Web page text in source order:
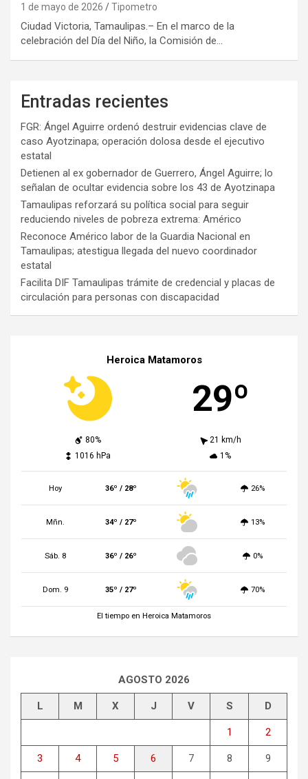
1 de mayo de 2026 Tipometro
Ciudad Victoria, Tamaulipas.– En el marco de la
celebración del Día del Niño, la Comisión de…
Entradas recientes
FGR: Ángel Aguirre ordenó destruir evidencias clave de
caso Ayotzinapa; operación dolosa desde el ejecutivo
estatal
Detienen al ex gobernador de Guerrero, Ángel Aguirre; lo
señalan de ocultar evidencia sobre los 43 de Ayotzinapa
Tamaulipas reforzará su política social para seguir
reduciendo niveles de pobreza extrema: Américo
Reconoce Américo labor de la Guardia Nacional en
Tamaulipas; atestigua llegada del nuevo coordinador
estatal
Facilita DIF Tamaulipas trámite de credencial y placas de
circulación para personas con discapacidad
Heroica Matamoros
29º
80%
21 km/h
1016 hPa
1%
Hoy 36º / 28º 26%
Mñn. 34º / 27º 13%
Sáb. 8 36º / 26º 0%
Dom. 9 35º / 27º 70%
El tiempo en Heroica Matamoros
AGOSTO 2026
L M X J V S D
1 2
3 4 5 6 7 8 9